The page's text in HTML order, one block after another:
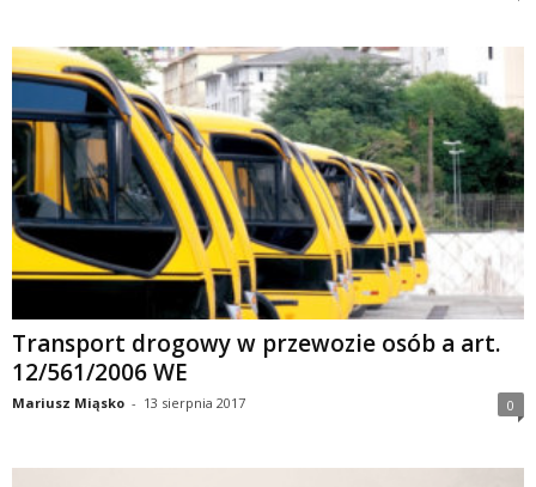
Transport drogowy w przewozie osób a art.
12/561/2006 WE
Mariusz Miąsko - 13 sierpnia 2017 0